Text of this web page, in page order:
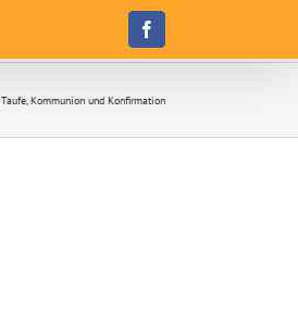
Facebook
Taufe, Kommunion und Konfirmation